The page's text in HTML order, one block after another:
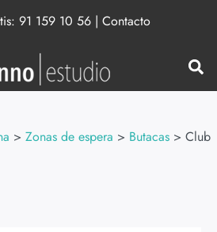
91 159 10 56| Contacto
> Zonas de espera > Butacas > Club